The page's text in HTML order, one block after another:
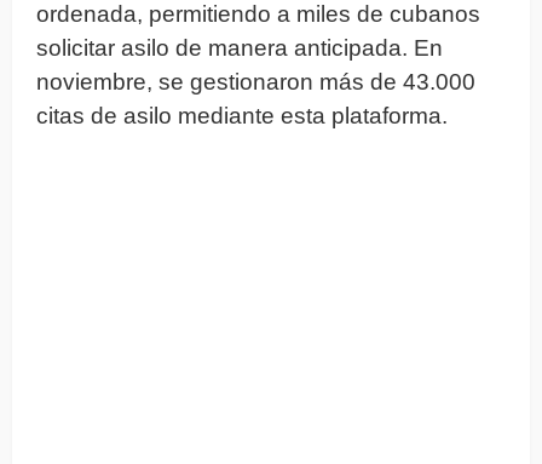
ordenada, permitiendo a miles de cubanos
solicitar asilo de manera anticipada. En
noviembre, se gestionaron más de 43.000
citas de asilo mediante esta plataforma.